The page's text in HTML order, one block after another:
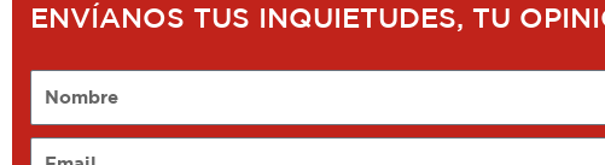
ENVÍANOS TUS INQUIETUDES, TU